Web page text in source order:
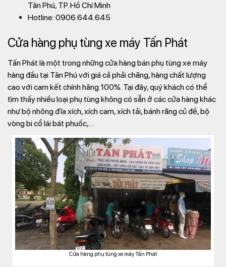
Tân Phú, TP. Hồ Chí Minh
Hotline: 0906.644.645
Cửa hàng phụ tùng xe máy Tấn Phát
Tấn Phát là một trong những cửa hàng bán phụ tùng xe máy
hàng đầu tại Tân Phú với giá cả phải chăng, hàng chất lượng
cao với cam kết chính hãng 100%. Tại đây, quý khách có thể
tìm thấy nhiều loại phụ tùng không có sẵn ở các cửa hàng khác
như bộ nhông đĩa xích, xích cam, xích tải, bánh răng củ đề, bộ
vòng bi cổ lái bát phuốc,…
Cửa hàng phụ tùng xe máy Tấn Phát